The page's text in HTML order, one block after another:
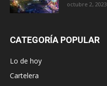
octubre 2, 2023
CATEGORÍA POPULAR
Lo de hoy
Cartelera